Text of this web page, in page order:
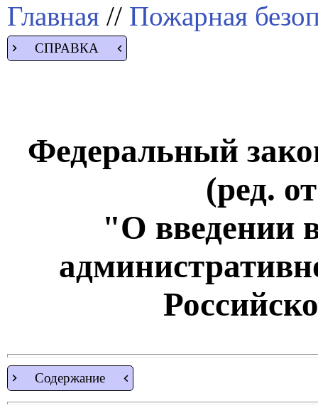
Главная // Пожарная
СПРАВКА
Федеральный
(ред.
"О введении
Содержание